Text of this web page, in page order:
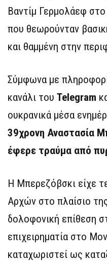
Βαντίμ Γερμολάεφ
που θεωρούνταν
και θαμμένη στην
Σύμφωνα με
κανάλι του Telegram
ουκρανικά μέσα
39χρονη Αναστασία
έφερε τραύμα από
Η Μπερεζόβσκι είχε
Αρχών στο πλαίσιο
δολοφονική επίθεση
επιχειρηματία στο
καταχωριστεί ως